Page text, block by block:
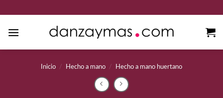
contenido
Inicio / Hecho a mano / Hecho a mano huertano